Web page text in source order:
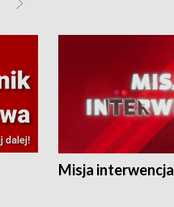
Misja interwencja